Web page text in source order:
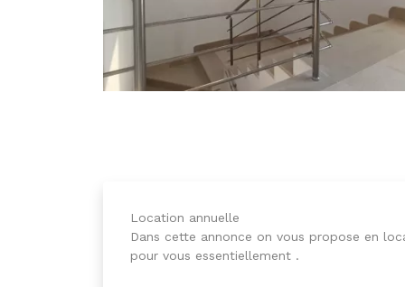
Location annuelle
Dans cette annonce on vous propose en
pour vous essentiellement .